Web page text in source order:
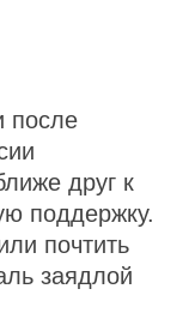
после
друг к
поддержку.
почтить
заядлой